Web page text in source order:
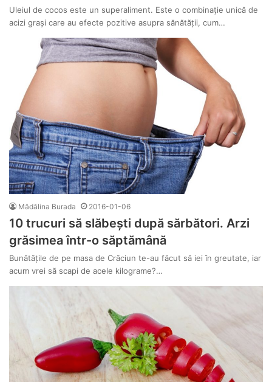
Uleiul de cocos este un superaliment. Este o combinație unică de
acizi grași care au efecte pozitive asupra sănătății, cum…
Mădălina Burada 2016-01-06
10 trucuri să slăbești după sărbători. Arzi
grăsimea într-o săptămână
Bunătățile de pe masa de Crăciun te-au făcut să iei în greutate, iar
acum vrei să scapi de acele kilograme?…